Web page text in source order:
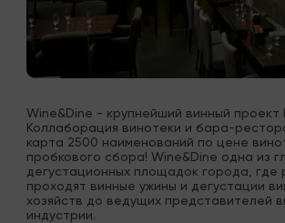
Wine&Dine - крупнейший винный проект
Коллаборация винотеки и бара-
карта 2500 наименований по цене
пробкового сбора! Wine&Dine одна из
дегустационных площадок города, где
проходят винные ужины и дегустации
хозяйств до ведущих представителей
индустрии.